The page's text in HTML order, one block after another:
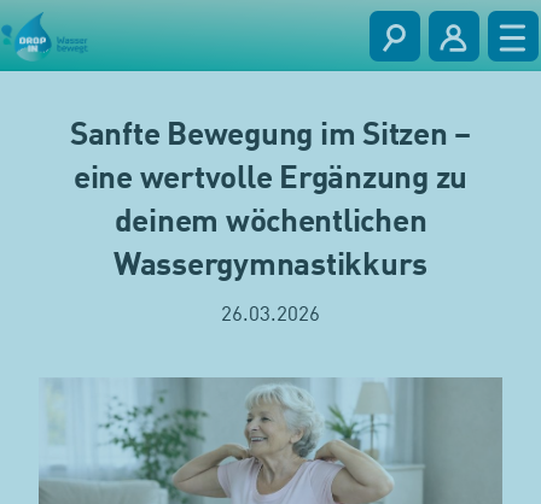
Sanfte Bewegung im Sitzen –
eine wertvolle Ergänzung zu
deinem wöchentlichen
Wassergymnastikkurs
26.03.2026